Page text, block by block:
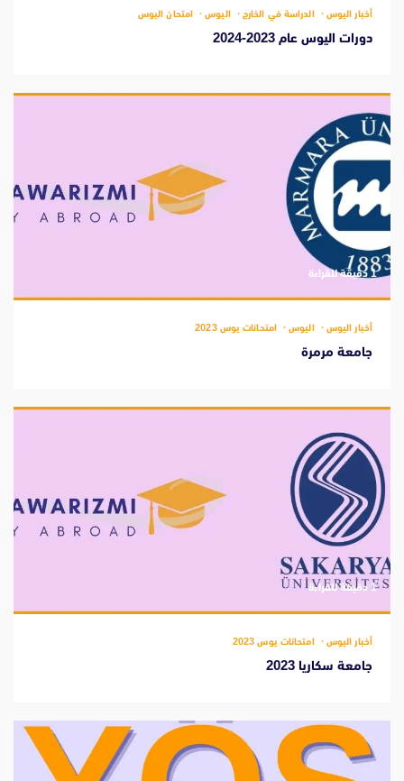
أخبار اليوس الدراسة في الخارج اليوس امتحان اليوس
دورات اليوس عام 2023-2024
‫1 دقيقة للقراءة
أخبار اليوس اليوس امتحانات يوس 2023
جامعة مرمرة
‫1 دقيقة للقراءة
أخبار اليوس امتحانات يوس 2023
جامعة سكاريا 2023